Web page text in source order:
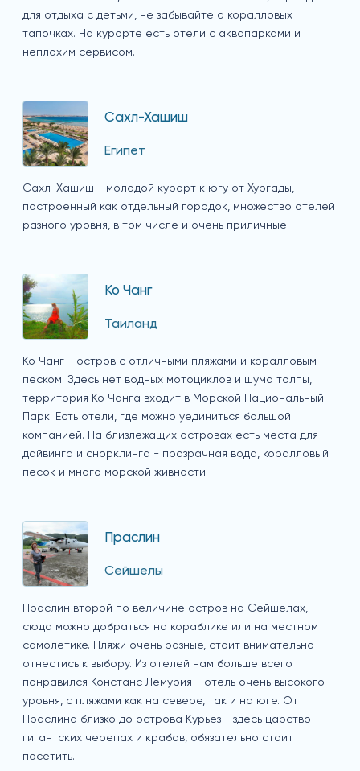
для отдыха с детьми, не забывайте о коралловых
тапочках. На курорте есть отели с аквапарками и
неплохим сервисом.
Сахл-Хашиш
Египет
Сахл-Хашиш - молодой курорт к югу от Хургады,
построенный как отдельный городок, множество отелей
разного уровня, в том числе и очень приличные
Ко Чанг
Таиланд
Ко Чанг - остров с отличными пляжами и коралловым
песком. Здесь нет водных мотоциклов и шума толпы,
территория Ко Чанга входит в Морской Национальный
Парк. Есть отели, где можно уединиться большой
компанией. На близлежащих островах есть места для
дайвинга и снорклинга - прозрачная вода, коралловый
песок и много морской живности.
Праслин
Сейшелы
Праслин второй по величине остров на Сейшелах,
сюда можно добраться на кораблике или на местном
самолетике. Пляжи очень разные, стоит внимательно
отнестись к выбору. Из отелей нам больше всего
понравился Констанс Лемурия - отель очень высокого
уровня, с пляжами как на севере, так и на юге. От
Праслина близко до острова Курьез - здесь царство
гигантских черепах и крабов, обязательно стоит
посетить.